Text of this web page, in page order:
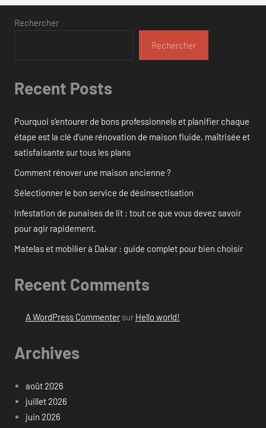
Rechercher
Rechercher
Recent Posts
Pourquoi s’entourer de bons professionnels et planifier chaque
étape est la clé d’une rénovation de maison fluide, maîtrisée et
satisfaisante sur tous les plans
Comment rénover une maison ancienne ?
Sélectionner le bon service de désinsectisation
Infestation de punaises de lit : tout ce que vous devez savoir
pour agir rapidement.
Matelas et mobilier à Dakar : guide complet pour bien choisir
Recent Comments
A WordPress Commentersur Hello world!
Archives
août 2026
juillet 2026
juin 2026